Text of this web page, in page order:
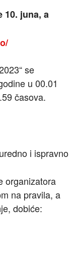
10. juna, a
se
u 00.01
časova.
i ispravno
organizatora
na pravila, a
dobiće: